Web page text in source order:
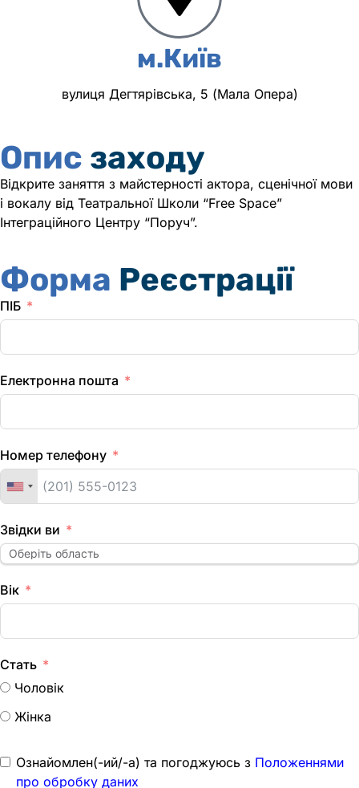
м.Київ
вулиця Дегтярівська, 5 (Мала Опера)
Опис заходу
Відкрите заняття з майстерності актора, сценічної мови
і вокалу від Театральної Школи “Free Space”
Інтеграційного Центру “Поруч”.
Форма Реєстрації
ПІБ
Електронна пошта
Номер телефону
Звідки ви
Вік
Стать
Чоловік
Жінка
Ознайомлен(-ий/-а) та погоджуюсь з Положеннями
про обробку даних